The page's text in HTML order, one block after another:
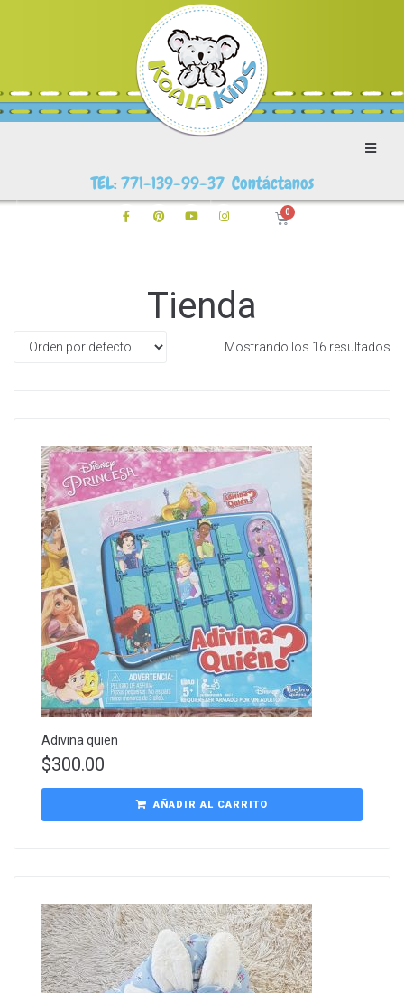
TEL: 771-139-99-37 Contáctanos
Tienda
Mostrando los 16 resultados
Adivina quien
$300.00
AÑADIR AL CARRITO